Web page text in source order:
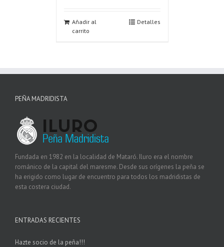
Añadir al
carrito
Detalles
PEÑA MADRIDISTA
Fundada en 1982 en la localidad de Mataró. Iluro era el nombre
románico de la capital del maresme. Desde sus orígenes la peña se
ha erigido como lugar de encuentro para todos los madridistas de
esta costera ciudad.
ENTRADAS RECIENTES
Hazte socio de la peña!!!